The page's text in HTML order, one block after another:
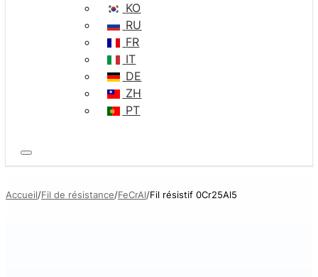
KO
RU
FR
IT
DE
ZH
PT
Accueil Fil de résistance FeCrAl Fil résistif 0Cr25Al5